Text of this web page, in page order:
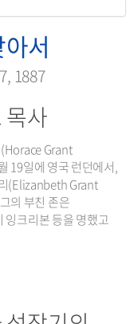
서
1887
사
Grant
19일에 영국 런던에서,
(Elizanbeth Grant
의 부친 존은
잉크리본 등을 명했고